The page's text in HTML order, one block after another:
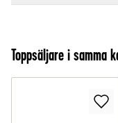
Toppsäljare i samma